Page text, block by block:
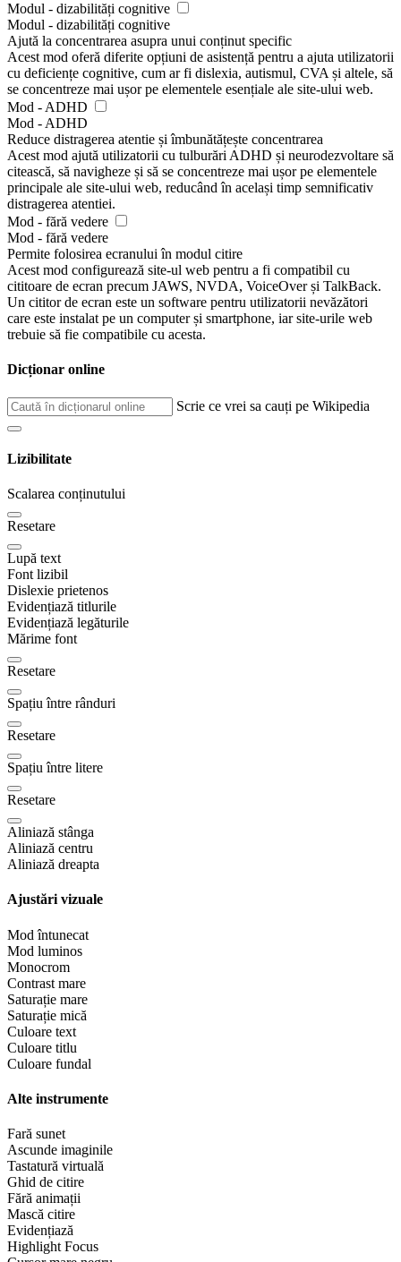
Modul - dizabilități cognitive
Modul - dizabilități cognitive
Ajută la concentrarea asupra unui conținut specific
Acest mod oferă diferite opțiuni de asistență pentru a ajuta utilizatorii
cu deficiențe cognitive, cum ar fi dislexia, autismul, CVA și altele, să
se concentreze mai ușor pe elementele esențiale ale site-ului web.
Mod - ADHD
Mod - ADHD
Reduce distragerea atentie și îmbunătățește concentrarea
Acest mod ajută utilizatorii cu tulburări ADHD și neurodezvoltare să
citească, să navigheze și să se concentreze mai ușor pe elementele
principale ale site-ului web, reducând în același timp semnificativ
distragerea atentiei.
Mod - fără vedere
Mod - fără vedere
Permite folosirea ecranului în modul citire
Acest mod configurează site-ul web pentru a fi compatibil cu
cititoare de ecran precum JAWS, NVDA, VoiceOver și TalkBack.
Un cititor de ecran este un software pentru utilizatorii nevăzători
care este instalat pe un computer și smartphone, iar site-urile web
trebuie să fie compatibile cu acesta.
Dicționar online
Scrie ce vrei sa cauți pe Wikipedia
Lizibilitate
Scalarea conținutului
Resetare
Lupă text
Font lizibil
Dislexie prietenos
Evidențiază titlurile
Evidențiază legăturile
Mărime font
Resetare
Spațiu între rânduri
Resetare
Spațiu între litere
Resetare
Aliniază stânga
Aliniază centru
Aliniază dreapta
Ajustări vizuale
Mod întunecat
Mod luminos
Monocrom
Contrast mare
Saturație mare
Saturație mică
Culoare text
Culoare titlu
Culoare fundal
Alte instrumente
Fară sunet
Ascunde imaginile
Tastatură virtuală
Ghid de citire
Fără animații
Mască citire
Evidențiază
Highlight Focus